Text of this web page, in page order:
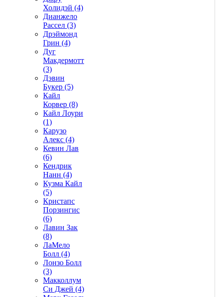
Холидэй (4)
Дианжело
Рассел (3)
Дрэймонд
Грин (4)
Дуг
Макдермотт
(3)
Дэвин
Букер (5)
Кайл
Корвер (8)
Кайл Лоури
(1)
Карузо
Алекс (4)
Кевин Лав
(6)
Кендрик
Нанн (4)
Кузма Кайл
(5)
Кристапс
Порзингис
(6)
Лавин Зак
(8)
ЛаМело
Болл (4)
Лонзо Болл
(3)
Макколлум
Си Джей (4)